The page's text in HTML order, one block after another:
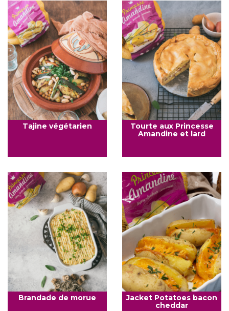
Tajine végétarien
Tourte aux Princesse
Amandine et lard
Brandade de morue
Jacket Potatoes bacon
cheddar